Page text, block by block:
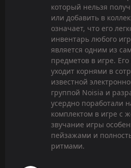
который нельзя
или добавить в
означает, что его
инвентарь любого
является одним из
предметов в игре.
уходит корнями в
известной
группой Noisia и
усердно поработали
комплектом в игре с
звучание игры
пейзажами и
ритмами.